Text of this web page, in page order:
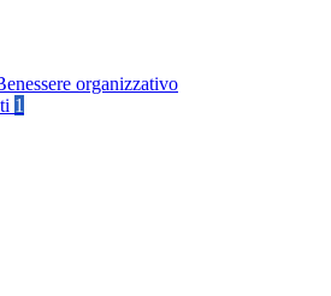
organizzativo
1